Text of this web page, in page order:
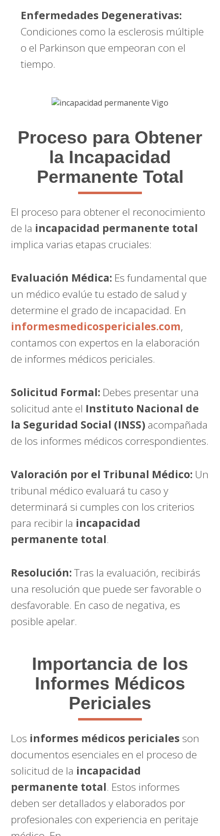
Enfermedades Degenerativas:
Condiciones como la esclerosis múltiple
o el Parkinson que empeoran con el
tiempo.
Proceso para Obtener
la Incapacidad
Permanente Total
El proceso para obtener el reconocimiento
de la incapacidad permanente total
implica varias etapas cruciales:
Evaluación Médica: Es fundamental que
un médico evalúe tu estado de salud y
determine el grado de incapacidad. En
informesmedicospericiales.com,
contamos con expertos en la elaboración
de informes médicos periciales.
Solicitud Formal: Debes presentar una
solicitud ante el Instituto Nacional de
la Seguridad Social (INSS) acompañada
de los informes médicos correspondientes.
Valoración por el Tribunal Médico: Un
tribunal médico evaluará tu caso y
determinará si cumples con los criterios
para recibir la incapacidad
permanente total.
Resolución:Tras la evaluación, recibirás
una resolución que puede ser favorable o
desfavorable. En caso de negativa, es
posible apelar.
Importancia de los
Informes Médicos
Periciales
Los informes médicos periciales son
documentos esenciales en el proceso de
solicitud de la incapacidad
permanente total. Estos informes
deben ser detallados y elaborados por
profesionales con experiencia en peritaje